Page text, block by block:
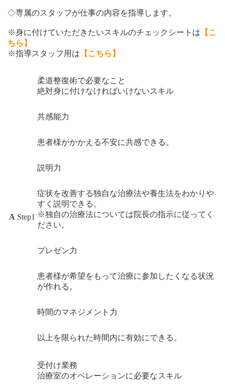
◇専属のスタッフが仕事の内容を指導します。
※身に付けていただきたいスキルのチェックシートは 【こ
ちら】
※指導スタッフ用は 【こちら】
A Step1
柔道整復術で必要なこと
絶対身に付けなければいけないスキル
共感能力
患者様がかかえる不安に共感できる。
説明力
症状を改善する独自な治療法や養生法をわかりや
すく説明できる。
※独自の治療法については院長の指示に従ってく
ださい。
プレゼン力
患者様が希望をもって治療に参加したくなる状況
が作れる。
時間のマネジメント力
以上を限られた時間内に有効にできる。
受付け業務
治療室のオペレーションに必要なスキル